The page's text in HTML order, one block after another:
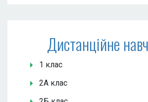
Дистанційне
1 клас
2А клас